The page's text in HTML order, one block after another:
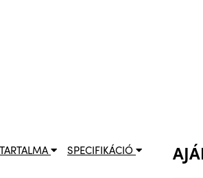
SPECIFIKÁCIÓ